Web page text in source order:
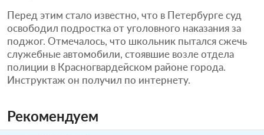
Перед этим стало известно, что в Петербурге суд
освободил подростка от уголовного наказания за
поджог. Отмечалось, что школьник пытался сжечь
служебные автомобили, стоявшие возле отдела
полиции в Красногвардейском районе города.
Инструктаж он получил по интернету.
Рекомендуем